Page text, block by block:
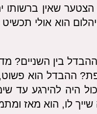
שאין ברשותו
הוא אולי
בין השניים?
ההבדל הוא פשוט,
היה להירגע עד
לו, הוא מאז